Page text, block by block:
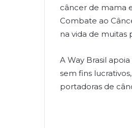
câncer de mama
Combate ao
na vida de muitas
A Way Brasil
sem fins
portadoras de